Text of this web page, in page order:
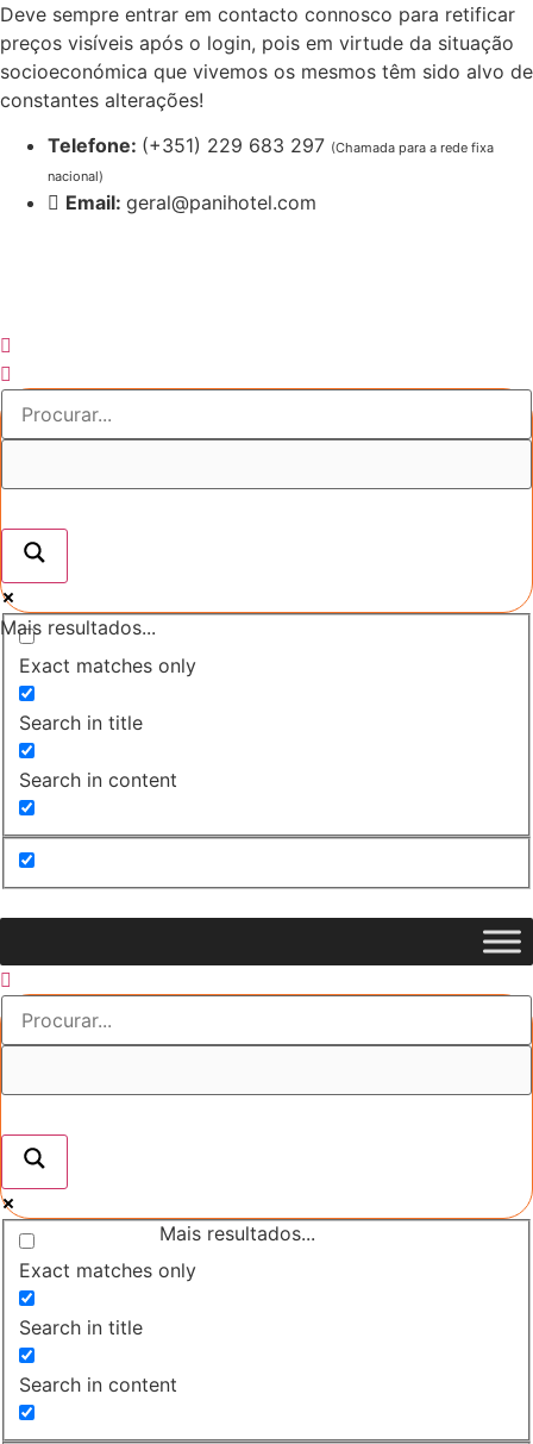
Pular
para
o
conteúdo
Deve sempre entrar em contacto connosco para retificar
preços visíveis após o login, pois em virtude da situação
socioeconómica que vivemos os mesmos têm sido alvo de
constantes alterações!
Telefone: (+351) 229 683 297 (Chamada para a rede fixa
nacional)
Email: geral@panihotel.com
Mais resultados...
Exact matches only
Search in title
Search in content
Mais resultados...
Exact matches only
Search in title
Search in content